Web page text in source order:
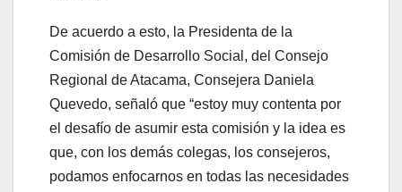
De acuerdo a esto, la Presidenta de la
Comisión de Desarrollo Social, del Consejo
Regional de Atacama, Consejera Daniela
Quevedo, señaló que “estoy muy contenta por
el desafío de asumir esta comisión y la idea es
que, con los demás colegas, los consejeros,
podamos enfocarnos en todas las necesidades